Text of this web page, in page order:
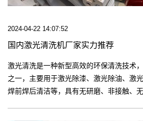
2024-04-22 14:07:52
国内激光清洗机厂家实力推荐
激光清洗是一种新型高效的环保清洗技术
之一，主要用于激光除漆、激光除油、激
焊前焊后清洁等，具有无研磨、非接触、